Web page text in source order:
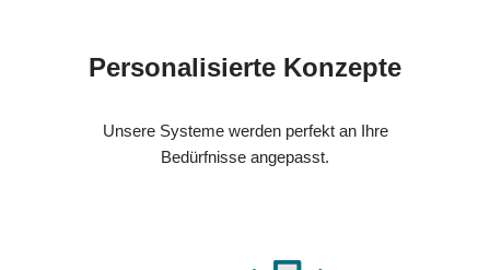
Personalisierte Konzepte
Unsere Systeme werden perfekt an Ihre
Bedürfnisse angepasst.